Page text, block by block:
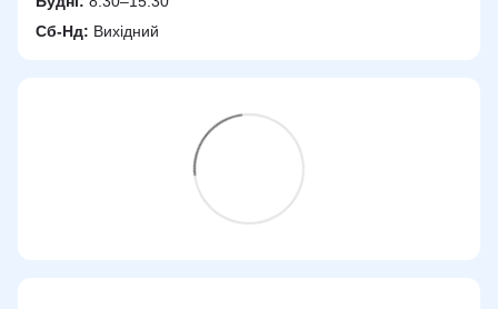
Сб-Нд: Вихідний